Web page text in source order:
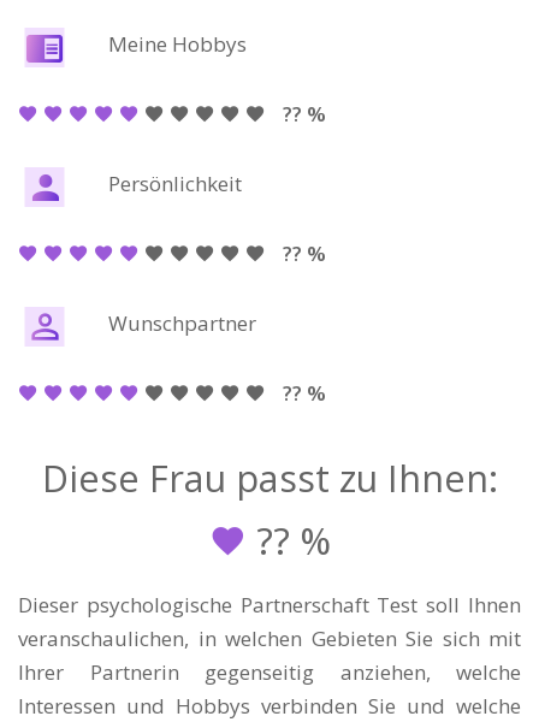
Meine Hobbys
?? %
Persönlichkeit
?? %
Wunschpartner
?? %
Diese Frau passt zu Ihnen:
?? %
Dieser psychologische Partnerschaft Test soll Ihnen
veranschaulichen, in welchen Gebieten Sie sich mit
Ihrer Partnerin gegenseitig anziehen, welche
Interessen und Hobbys verbinden Sie und welche